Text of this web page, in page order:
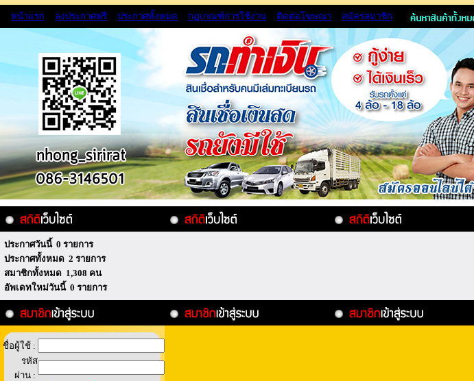
หน้าแรก ลงประกาศฟรี ประกาศทั้งหมด กฏเกณฑ์การใช้งาน ติดต่อโฆษณา สมัครสมาชิก
ประกาศวันนี้ 0 รายการ
ประกาศทั้งหมด 2 รายการ
สมาชิกทั้งหมด 1,308 คน
อัพเดทใหม่วันนี้ 0 รายการ
ชื่อผู้ใช้ :
รหัส
ผ่าน :